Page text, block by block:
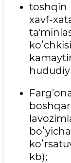
xavf-
hududiy
kb);